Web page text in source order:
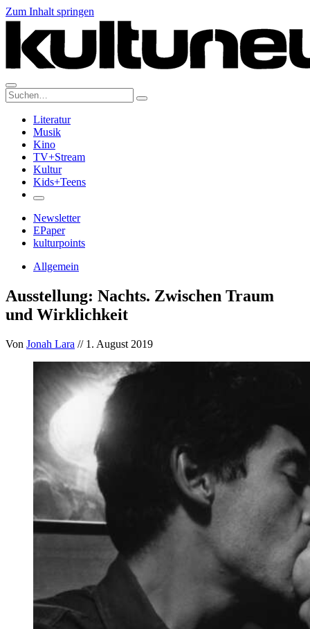
Zum Inhalt springen
Suche:
Literatur
Musik
Kino
TV+Stream
Kultur
Kids+Teens
Newsletter
EPaper
kulturpoints
Allgemein
Ausstellung: Nachts. Zwischen Traum
und Wirklichkeit
Von Jonah Lara // 1. August 2019